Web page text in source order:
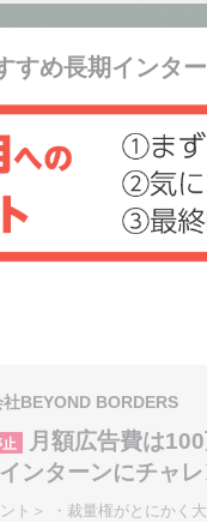
すめ長期インタ
BEYOND BORDERS
月額広告費は
ンターンにチャ
ト＞ ・裁量権がとにかく